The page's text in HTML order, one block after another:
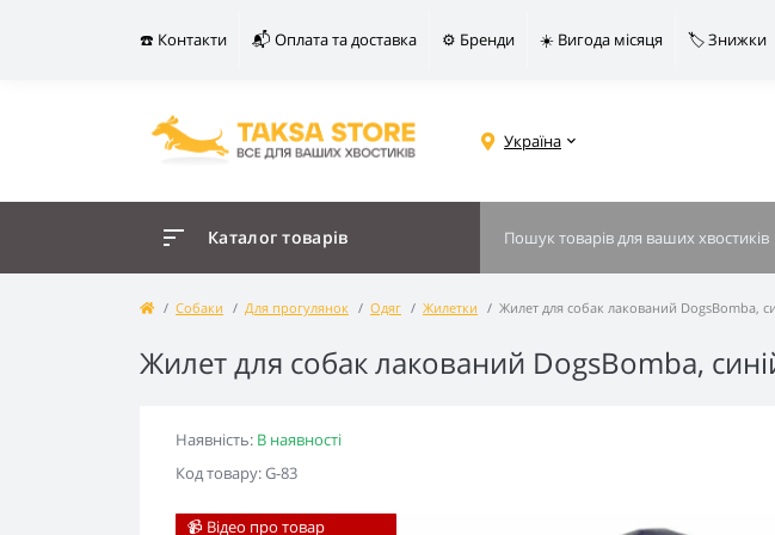
☎️ Контакти 📬 Оплата та доставка ⚙️ Бренди ☀️ Вигода місяця 🏷️ Знижки
Україна
Каталог товарів
Собаки Для прогулянок Одяг Жилетки Жилет для собак лакований DogsBomba,
Жилет для собак лакований DogsBomba,
Наявність: В наявності
Код товару: G-83
📹 Відео про товар